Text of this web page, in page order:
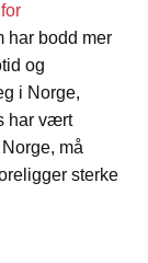
har bodd mer
og
i Norge,
har vært
må
sterke